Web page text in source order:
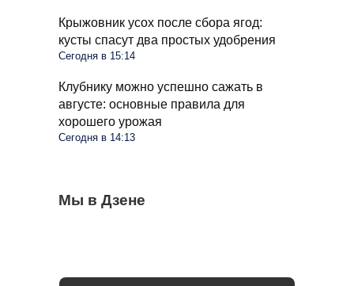
Крыжовник усох после сбора ягод:
кусты спасут два простых удобрения
Сегодня в 15:14
Клубнику можно успешно сажать в
августе: основные правила для
хорошего урожая
Сегодня в 14:13
Мы в Дзене
С 1 сентября в РФ меняются правила
поездок на такси и общественном
Омолаживаем огурцы в августе: урожай
Весь виноград растрескался, пришлось